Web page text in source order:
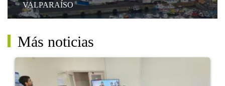
VALPARAÍSO
Más noticias